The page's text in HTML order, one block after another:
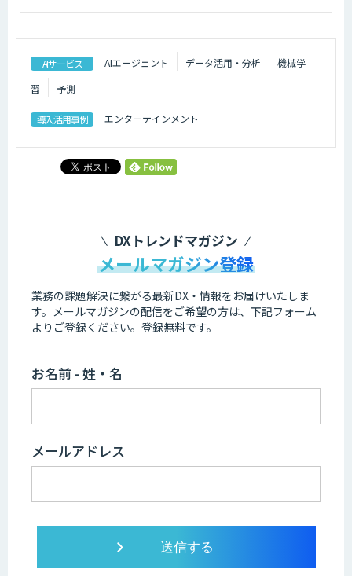
AIサービス AIエージェント データ活用・分析
機械学
習
予測
導入活用事例 エンターテインメント
DXトレンドマガジン
メールマガジン登録
業務の課題解決に繋がる最新DX・情報をお届けいたしま
す。 メールマガジンの配信をご希望の方は、下記フォーム
よりご登録ください。登録無料です。
お名前 - 姓・名
メールアドレス